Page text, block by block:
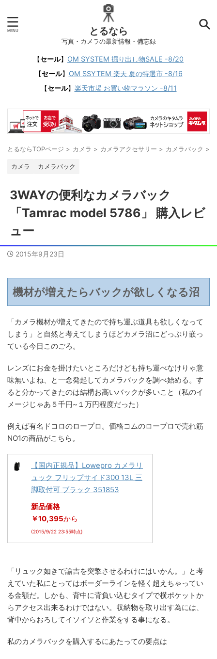
とるなら
写真・カメラの最新情報・備忘録
【セール】 OM SYSTEM 掘り出し物SALE -8/20
【セール】 OM SSYTEM 楽天 夏の特選市 -8/16
【セール】 楽天市場 お買い物マラソン -8/11
とるならTOPページ > カメラ > カメラアクセサリー > カメラバック >
カメラ カメラバック
3WAYの便利なカメラバック
「Tamrac model 5786」 購入レビ
ュー
2015年9月23日
機材が増えたらバックが欲しくなる沼
「カメラ機材が増えてきたので持ち運ぶ道具も欲しくなって
しまう」と自然と考えてしまうほどカメラ沼にどっぷり嵌っ
ている今日このごろ。
レンズにお金を掛けたいところだけども持ち運べなけりゃ意
味無いよね、と一念発起してカメラバックを調べ始める。す
ると分かってきたのは結構お高いバックが多いこと（私のイ
メージじゃあ５千円~１万円程度だった）
例えば有名ドコロのロープロ。価格コムのロープロで売れ筋
NO1の商品がこちら。
【国内正規品】Lowepro カメラリ
ュック フリップサイド300 13L 三
脚取付可 ブラック 351853
新品価格
￥10,395から
(2015/9/22 23:55時点)
「リュック如きで諭吉を突撃させるわけにはいかん。」と考
えていた私にとってはボーダーラインを軽く超えちゃってい
る金額だ。しかも、背中に背負い込むタイプで横ポケットか
らアクセス出来るわけではない。収納物を取り出す為には、
背中からおろしてイソイソと作業をする事になる。
私のカメラバックを購入するにあたっての要点は